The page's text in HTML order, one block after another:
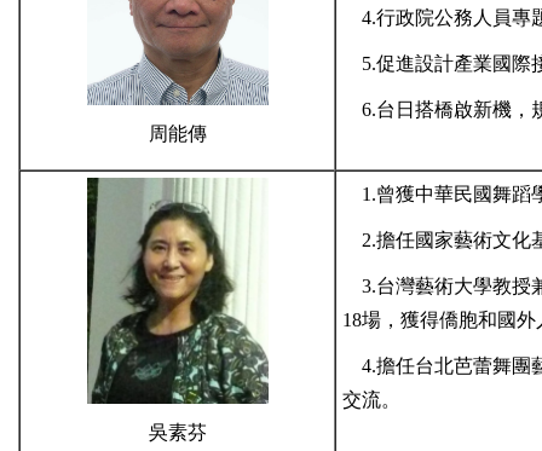
周能傳
4.行政院公務人員專
5.促進設計產業國際
6.台日搭橋啟新機，
吳素芬
1.曾獲中華民國舞蹈
2.擔任國家藝術文化
3.台灣藝術大學教授
18場，獲得僑胞和國
4.擔任台北芭蕾舞團
交流。